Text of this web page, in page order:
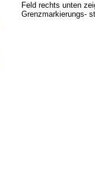
Feld rechts unten
Grenzmarkierungs-